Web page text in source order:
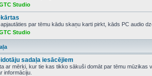
Studio
par tēmu kādu skaņu karti pirkt, kāds PC audio
Studio
sadaļa iesācējiem
ar mērķi, kur tie kas tikko sākuši domāt par tēmu mūzikas
informāciju.